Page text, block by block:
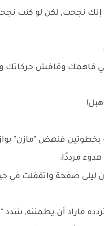
إنك نجحت, لكن لو كنت
إني فاهمك وقافش
بخطوتين فنهض "مازن"
مرددًا:
ليلى صفحة واتقفلت في
فاراد أن يطمئنه,